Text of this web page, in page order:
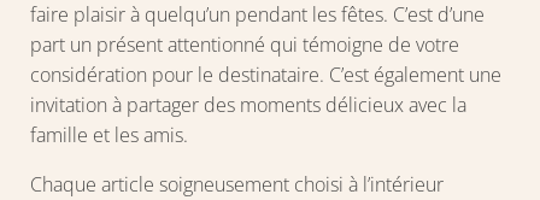
faire plaisir à quelqu’un pendant les fêtes. C’est d’une
part un présent attentionné qui témoigne de votre
considération pour le destinataire. C’est également une
invitation à partager des moments délicieux avec la
famille et les amis.
Chaque article soigneusement choisi à l’intérieur